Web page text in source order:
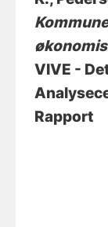
VIVE -
Rapport